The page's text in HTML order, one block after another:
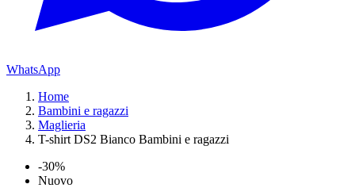
WhatsApp
Home
Bambini e ragazzi
Maglieria
T-shirt DS2 Bianco Bambini e ragazzi
-30%
Nuovo